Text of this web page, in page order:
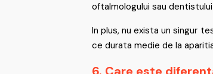
oftalmologului sau
In plus, nu exista un singur
ce durata medie de la